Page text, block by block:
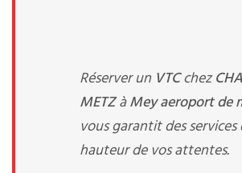
Réserver un VTCchez
METZàMey aeroport de
vous garantit des
hauteur de vos attentes.